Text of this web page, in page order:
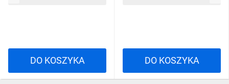
DO KOSZYKA DO KOSZYKA